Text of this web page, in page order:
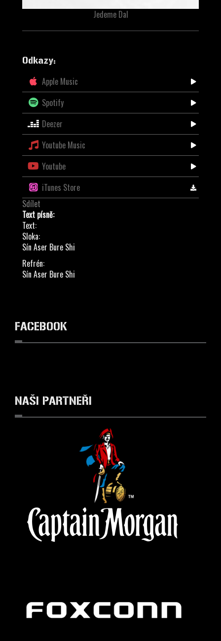
Jedeme Dal
Odkazy:
Apple Music
Spotify
Deezer
Youtube Music
Youtube
iTunes Store
Sdílet
Text písně:
Text:
Sloka:
Sín Aser Bure Shi
Refrén:
Sín Aser Bure Shi
FACEBOOK
NAŠI PARTNEŘI